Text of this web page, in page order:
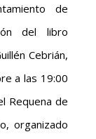
de
del libro
Cebrián,
a las 19:00
Requena de
organizado